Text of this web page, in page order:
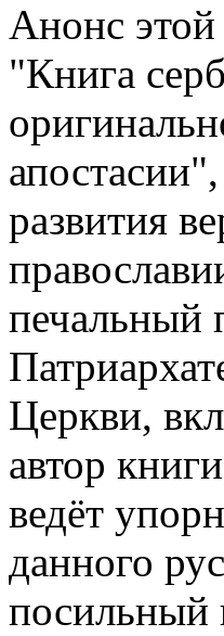
Анонс
"Книга
развития
печальный
Церкви,
автор
ведёт
данного
посильный